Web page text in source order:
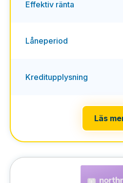
Effektiv ränta
Låneperiod
Kreditupplysning
Läs